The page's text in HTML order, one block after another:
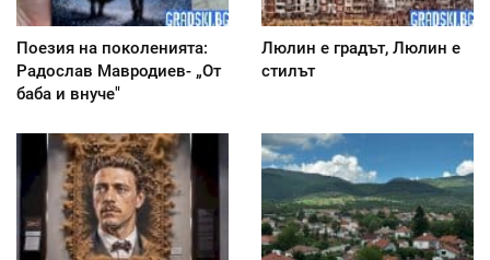
Поезия на поколенията:
Радослав Мавродиев- „От
баба и внуче"
Люлин е градът, Люлин е
стилът